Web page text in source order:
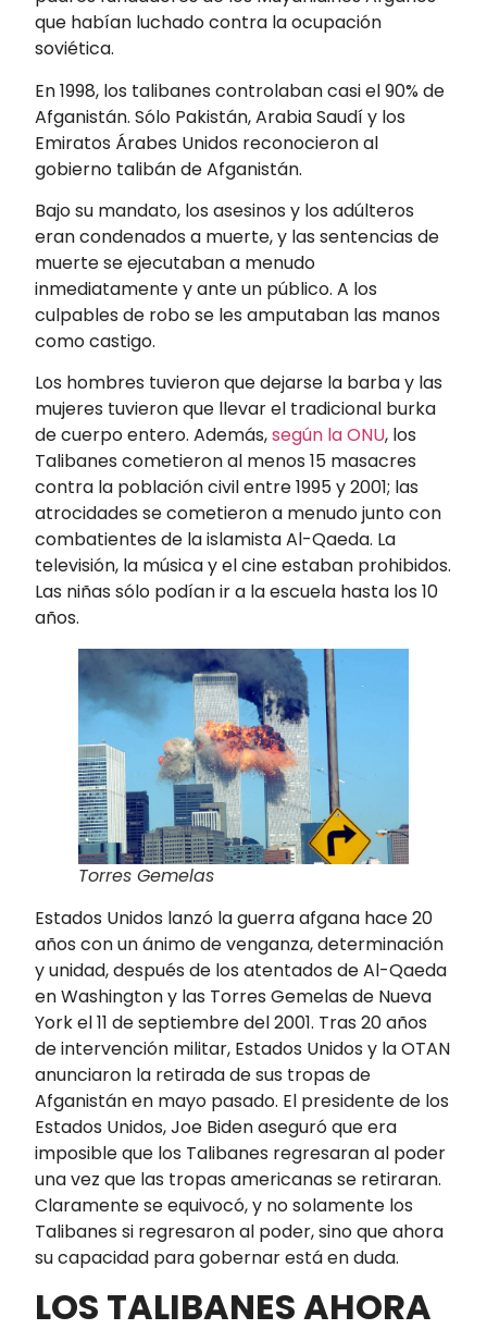
que habían luchado contra la ocupación
soviética.
En 1998, los talibanes controlaban casi el 90% de
Afganistán. Sólo Pakistán, Arabia Saudí y los
Emiratos Árabes Unidos reconocieron al
gobierno talibán de Afganistán.
Bajo su mandato, los asesinos y los adúlteros
eran condenados a muerte, y las sentencias de
muerte se ejecutaban a menudo
inmediatamente y ante un público. A los
culpables de robo se les amputaban las manos
como castigo.
Los hombres tuvieron que dejarse la barba y las
mujeres tuvieron que llevar el tradicional burka
de cuerpo entero. Además,según la ONU, los
Talibanes cometieron al menos 15 masacres
contra la población civil entre 1995 y 2001; las
atrocidades se cometieron a menudo junto con
combatientes de la islamista Al-Qaeda. La
televisión, la música y el cine estaban prohibidos.
Las niñas sólo podían ir a la escuela hasta los 10
años.
Torres Gemelas
Estados Unidos lanzó la guerra afgana hace 20
años con un ánimo de venganza, determinación
y unidad, después de los atentados de Al-Qaeda
en Washington y las Torres Gemelas de Nueva
York el 11 de septiembre del 2001. Tras 20 años
de intervención militar, Estados Unidos y la OTAN
anunciaron la retirada de sus tropas de
Afganistán en mayo pasado. El presidente de los
Estados Unidos, Joe Biden aseguró que era
imposible que los Talibanes regresaran al poder
una vez que las tropas americanas se retiraran.
Claramente se equivocó, y no solamente los
Talibanes si regresaron al poder, sino que ahora
su capacidad para gobernar está en duda.
LOS TALIBANES AHORA